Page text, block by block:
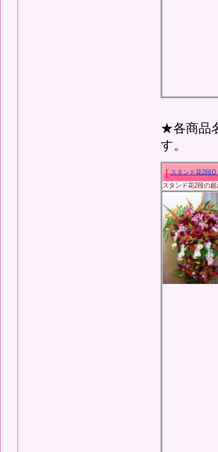
★各商品
す。
スタンド花2段D
スタンド花2段の